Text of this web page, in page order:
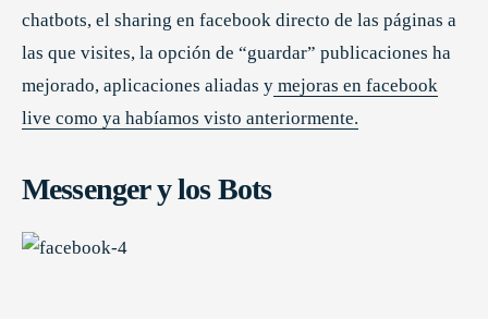
chatbots, el sharing en facebook directo de las páginas a
las que visites, la opción de “guardar” publicaciones ha
mejorado, aplicaciones aliadas y mejoras en facebook
live como ya habíamos visto anteriormente.
Messenger y los Bots